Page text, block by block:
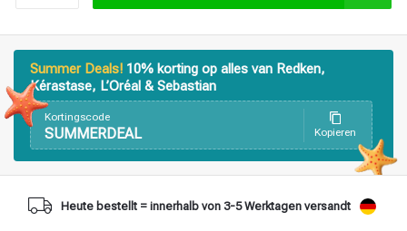
Stylingprodukte Haarfärbung
Summer Deals! 10% korting op alles van Redken,
Kérastase, L’Oréal & Sebastian
Kortingscode
SUMMERDEAL Kopieren
Heute bestellt = innerhalb von 3-5 Werktagen versandt